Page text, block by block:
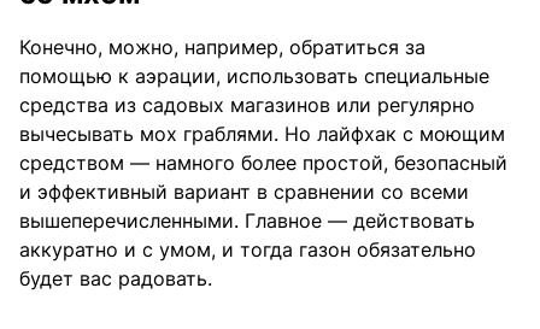
Конечно, можно, например, обратиться за
помощью к аэрации, использовать специальные
средства из садовых магазинов или регулярно
вычесывать мох граблями. Но лайфхак с моющим
средством — намного более простой, безопасный
и эффективный вариант в сравнении со всеми
вышеперечисленными. Главное — действовать
аккуратно и с умом, и тогда газон обязательно
будет вас радовать.